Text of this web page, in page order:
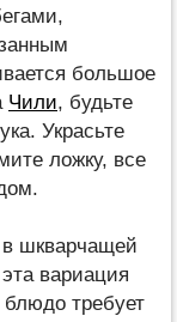
большое
Чили, будьте
Украсьте
ложку, все
шкварчащей
вариация
требует